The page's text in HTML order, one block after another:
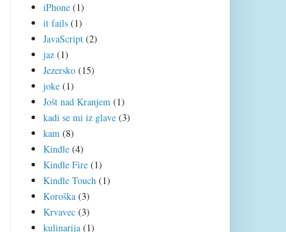
iPhone (1)
it fails (1)
JavaScript (2)
jaz (1)
Jezersko (15)
joke (1)
Jošt nad Kranjem (1)
kadi se mi iz glave (3)
kam (8)
Kindle (4)
Kindle Fire (1)
Kindle Touch (1)
Koroška (3)
Krvavec (3)
kulinarija (1)